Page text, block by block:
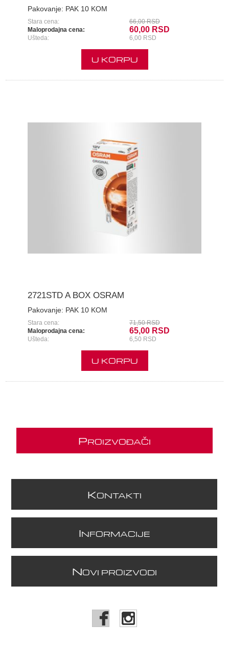
Pakovanje: PAK 10 KOM
Stara cena:
66,00 RSD
Maloprodajna cena:
60,00 RSD
Ušteda: 6,00 RSD
U KORPU
2721STD A BOX OSRAM
Pakovanje: PAK 10 KOM
Stara cena:
71,50 RSD
Maloprodajna cena:
65,00 RSD
Ušteda: 6,50 RSD
U KORPU
PROIZVOĐAČI
KONTAKTI
INFORMACIJE
NOVI PROIZVODI